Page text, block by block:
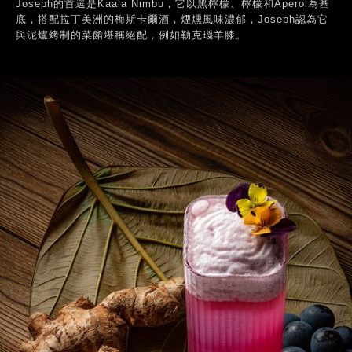
Joseph的首選是Kaala Nimbu，它以黑檸檬、檸檬和Aperol為基
底，搭配拉丁美洲的梅斯卡爾酒，煙燻風味濃郁，Joseph認為它
與泥爐烤制的菜餚堪稱絕配，例如勒克瑙羊膝。